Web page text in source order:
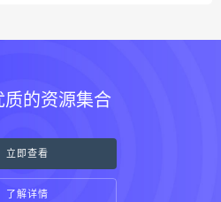
质的资源集合
立即查看
了解详情